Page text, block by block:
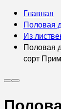
Главная
Половая
Из
Половая
сорт